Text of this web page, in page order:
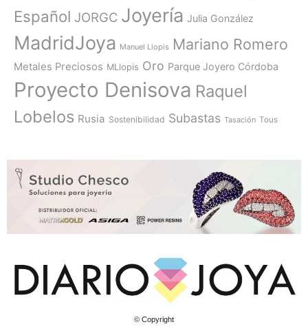
Español JORGC Joyería Julia González
MadridJoya Manuel Llopis Mariano Romero
Metales Preciosos MLlopis Oro Parque Joyero Córdoba
Proyecto Denisova Raquel
Lobelos Rusia Sostenibilidad Subastas Tasación Tous
© Copyright